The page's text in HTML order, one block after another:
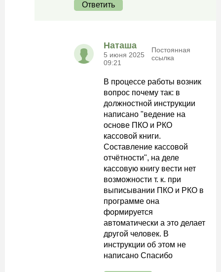
Ответить
Наташа
5 июня 2025
09:21
Постоянная
ссылка
В процессе работы возник
вопрос почему так: в
должностной инструкции
написано "ведение на
основе ПКО и РКО
кассовой книги.
Составление кассовой
отчётности", на деле
кассовую книгу вести нет
возможности т. к. при
выписывании ПКО и РКО в
программе она
формируется
автоматически а это делает
другой человек. В
инструкции об этом не
написано Спасибо